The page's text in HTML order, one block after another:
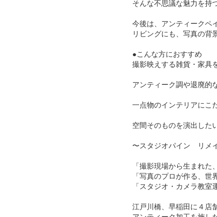
そんな不思議な魅力を持
今後は、アンティークペ
リビングにも、写真の背
●こんな方におすすめ
撮影映えする雑貨・家具
アンティーク調や退廃的
一点物のインテリアにこ
空間そのものを演出した
〜スタジオパイン　リメ
「撮影現場から生まれた
「写真のプロが作る、
「スタジオ・カメラ教室
江戸川橋、早稲田に４店